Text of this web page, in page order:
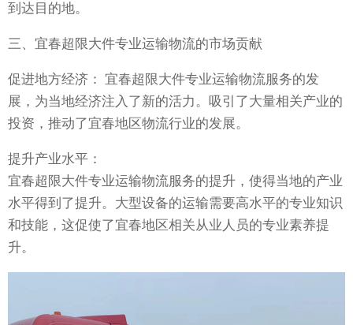
到达目的地。
三、宜春超限大件专业运输物流的市场贡献
促进地方经济： 宜春超限大件专业运输物流服务的发
展，为当地经济注入了新的活力。吸引了大量相关产业的
投资，推动了宜春地区物流行业的发展。
提升产业水平：
宜春超限大件专业运输物流服务的提升，使得当地的产业
水平得到了提升。大型设备的运输需要高水平的专业知识
和技能，这促使了宜春地区相关从业人员的专业素养提
升。